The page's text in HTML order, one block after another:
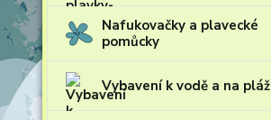
Nafukovačky a plavecké
pomůcky
Vybavení k vodě a na pláž